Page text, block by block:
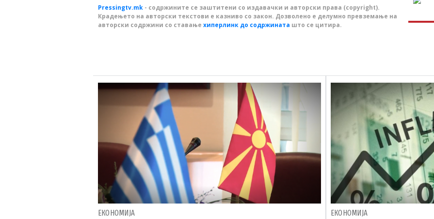
Pressingtv.mk - содржините се заштитени со издавачки и авторски права (copyright).
Крадењето на авторски текстови е казниво со закон. Дозволено е делумно превземање на
авторски содржини со ставање хиперлинк до содржината што се цитира.
ЕКОНОМИЈА ЕКОНОМИЈА